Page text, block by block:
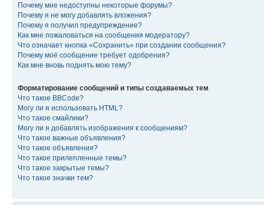
Почему мне недоступны некоторые форумы?
Почему я не могу добавлять вложения?
Почему я получил предупреждение?
Как мне пожаловаться на сообщения модератору?
Что означает кнопка «Сохранить» при создании сообщения?
Почему моё сообщение требует одобрения?
Как мне вновь поднять мою тему?
Форматирование сообщений и типы создаваемых тем
Что такое BBCode?
Могу ли я использовать HTML?
Что такое смайлики?
Могу ли я добавлять изображения к сообщениям?
Что такое важные объявления?
Что такое объявления?
Что такое прилепленные темы?
Что такое закрытые темы?
Что такое значки тем?